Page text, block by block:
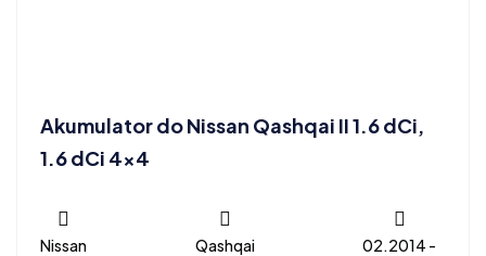
Akumulator do Nissan Qashqai II 1.6 dCi,
1.6 dCi 4×4
Nissan Qashqai 02.2014 -